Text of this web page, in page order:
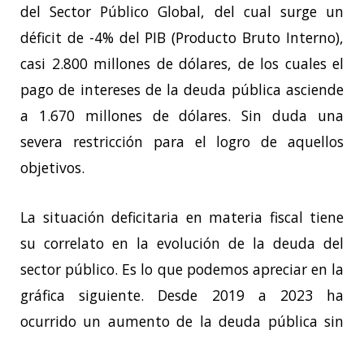
del Sector Público Global, del cual surge un
déficit de -4% del PIB (Producto Bruto Interno),
casi 2.800 millones de dólares, de los cuales el
pago de intereses de la deuda pública asciende
a 1.670 millones de dólares. Sin duda una
severa restricción para el logro de aquellos
objetivos.
La situación deficitaria en materia fiscal tiene
su correlato en la evolución de la deuda del
sector público. Es lo que podemos apreciar en la
gráfica siguiente. Desde 2019 a 2023 ha
ocurrido un aumento de la deuda pública sin